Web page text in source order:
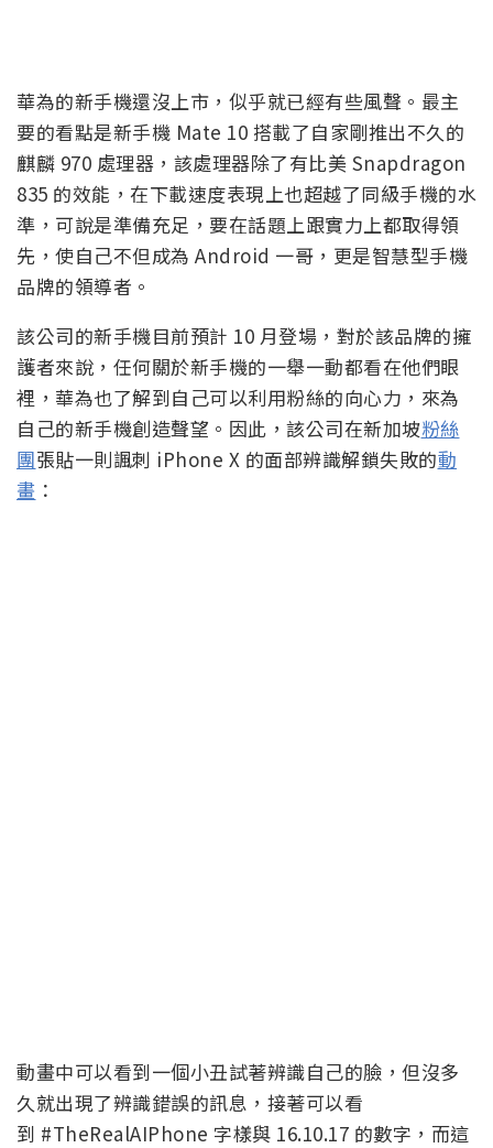
華為的新手機還沒上市，似乎就已經有些風聲。最主
要的看點是新手機 Mate 10 搭載了自家剛推出不久的
麒麟 970 處理器，該處理器除了有比美 Snapdragon
835 的效能，在下載速度表現上也超越了同級手機的水
準，可說是準備充足，要在話題上跟實力上都取得領
先，使自己不但成為 Android 一哥，更是智慧型手機
品牌的領導者。
該公司的新手機目前預計 10 月登場，對於該品牌的擁
護者來說，任何關於新手機的一舉一動都看在他們眼
裡，華為也了解到自己可以利用粉絲的向心力，來為
自己的新手機創造聲望。因此，該公司在新加坡粉絲
團張貼一則諷刺 iPhone X 的面部辨識解鎖失敗的動
畫 ：
動畫中可以看到一個小丑試著辨識自己的臉，但沒多
久就出現了辨識錯誤的訊息，接著可以看
到 #TheRealAIPhone 字樣與 16.10.17 的數字，而這